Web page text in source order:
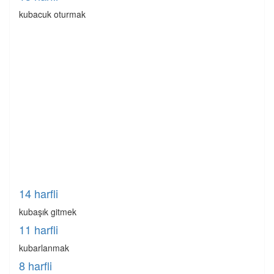
kubacuk oturmak
14 harfli
kubaşık gitmek
11 harfli
kubarlanmak
8 harfli